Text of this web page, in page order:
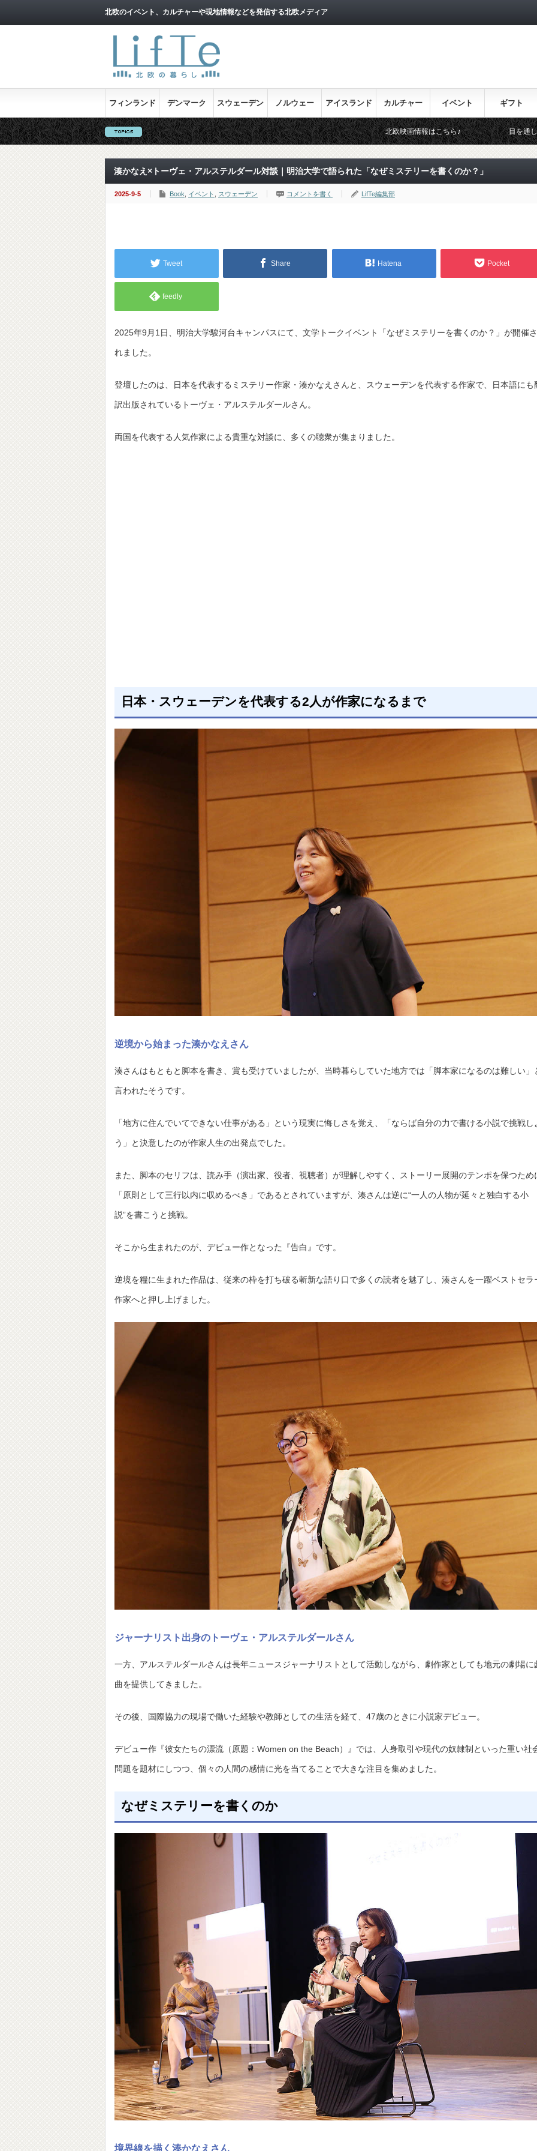
北欧のイベント、カルチャーや現地情報などを発信する北欧メディア
フィンランド デンマーク スウェーデン ノルウェー アイスランド カルチャー イベント ギフト
北欧映画情報はこちら♪ 目を通しておきたい北欧関
湊かなえ×トーヴェ・アルステルダール対談｜明治大学で語られた「なぜミステリーを書くのか？」
2025-9-5 Book イベント スウェーデン コメントを書く LifTe編集部
Tweet Share Hatena Pocket
feedly
2025年9月1日、明治大学駿河台キャンパスにて、文学トークイベント「なぜミステリーを書くのか？」が開催さ
れました。
登壇したのは、日本を代表するミステリー作家・湊かなえさんと、スウェーデンを代表する作家で、日本語にも
訳出版されているトーヴェ・アルステルダールさん。
両国を代表する人気作家による貴重な対談に、多くの聴衆が集まりました。
日本・スウェーデンを代表する2人が作家になるまで
逆境から始まった湊かなえさん
湊さんはもともと脚本を書き、賞も受けていましたが、当時暮らしていた地方では「脚本家になるのは難しい」
言われたそうです。
「地方に住んでいてできない仕事がある」という現実に悔しさを覚え、「ならば自分の力で書ける小説で挑戦し
う」と決意したのが作家人生の出発点でした。
また、脚本のセリフは、読み手（演出家、役者、視聴者）が理解しやすく、ストーリー展開のテンポを保つため
「原則として三行以内に収めるべき」であるとされていますが、湊さんは逆に“一人の人物が延々と独白する小
説”を書こうと挑戦。
そこから生まれたのが、デビュー作となった『告白』です。
逆境を糧に生まれた作品は、従来の枠を打ち破る斬新な語り口で多くの読者を魅了し、湊さんを一躍ベストセラ
作家へと押し上げました。
ジャーナリスト出身のトーヴェ・アルステルダールさん
一方、アルステルダールさんは長年ニュースジャーナリストとして活動しながら、劇作家としても地元の劇場に
曲を提供してきました。
その後、国際協力の現場で働いた経験や教師としての生活を経て、47歳のときに小説家デビュー。
デビュー作『彼女たちの漂流（原題：Women on the Beach）』では、人身取引や現代の奴隷制といった重い社
問題を題材にしつつ、個々の人間の感情に光を当てることで大きな注目を集めました。
なぜミステリーを書くのか
境界線を描く湊かなえさん